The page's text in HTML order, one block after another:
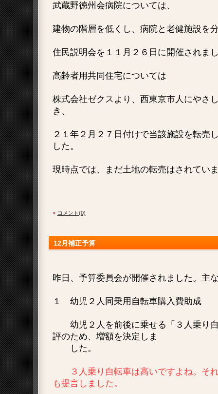
武蔵野徳州会病院については、
建物の階層を低くし、病院と老健施設を
住民説明会を１１月２６日に開催されま
高齢者用共同住宅については
株式会社ゼクスより、西東京市人にやさ
き、
２１年２月２７日付けで当該施設を転売
した。
現時点では、まだ土地の転売はされてい
コメント(0)
12月補正予算
昨日、予算委員会が開催されました。主
１ 幼児２人同乗用自転車購入費助成
幼児２人を前後に乗せる「３人乗り自
評のため、増額を決定しま
した。
３人乗り自転車は高いですよね。そ
も提言しました。